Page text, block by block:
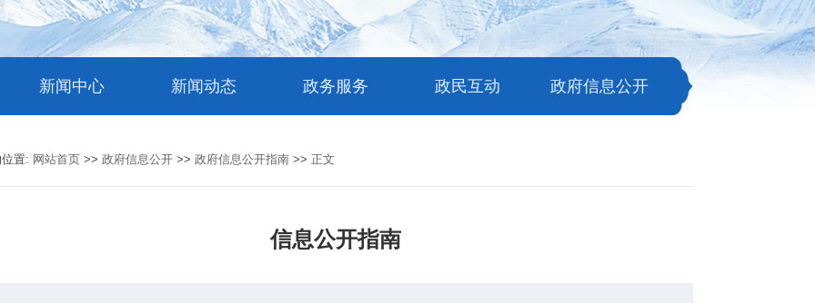
新闻中心 新闻动态 政务服务 政民互动 政府信息公开
置: 网站首页 >>政府信息公开 >>政府信息公开指南 >>正文
信息公开指南